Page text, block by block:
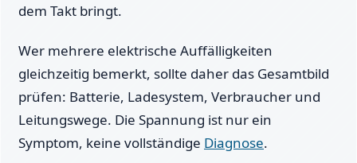
dem Takt bringt.
Wer mehrere elektrische Auffälligkeiten
gleichzeitig bemerkt, sollte daher das Gesamtbild
prüfen: Batterie, Ladesystem, Verbraucher und
Leitungswege. Die Spannung ist nur ein
Symptom, keine vollständige Diagnose.